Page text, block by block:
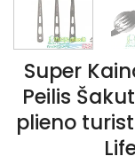
Super
Peilis
plieno